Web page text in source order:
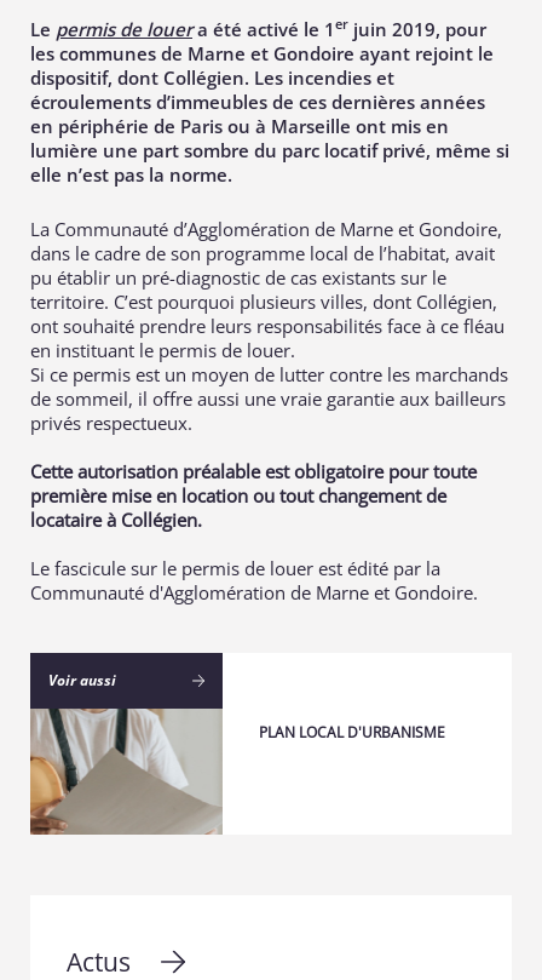
Le permis de louera été activé le 1 er juin 2019, pour
les communes de Marne et Gondoire ayant rejoint le
dispositif, dont Collégien. Les incendies et
écroulements d’immeubles de ces dernières années
en périphérie de Paris ou à Marseille ont mis en
lumière une part sombre du parc locatif privé, même si
elle n’est pas la norme.
La Communauté d’Agglomération de Marne et Gondoire,
dans le cadre de son programme local de l’habitat, avait
pu établir un pré-diagnostic de cas existants sur le
territoire. C’est pourquoi plusieurs villes, dont Collégien,
ont souhaité prendre leurs responsabilités face à ce fléau
en instituant le permis de louer.
Si ce permis est un moyen de lutter contre les marchands
de sommeil, il offre aussi une vraie garantie aux bailleurs
privés respectueux.
Cette autorisation préalable est obligatoire pour toute
première mise en location ou tout changement de
locataire à Collégien.
Le fascicule sur le permis de louer est édité par la
Communauté d'Agglomération de Marne et Gondoire.
Voir aussi
PLAN LOCAL D'URBANISME
Actus